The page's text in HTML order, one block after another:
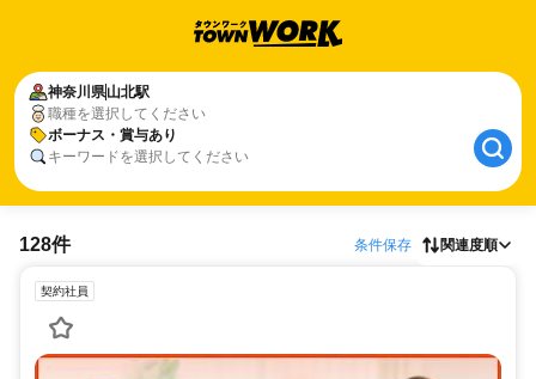
神奈川県山北駅
職種を選択してください
ボーナス・賞与あり
キーワードを選択してください
128件 条件保存 関連度順
契約社員